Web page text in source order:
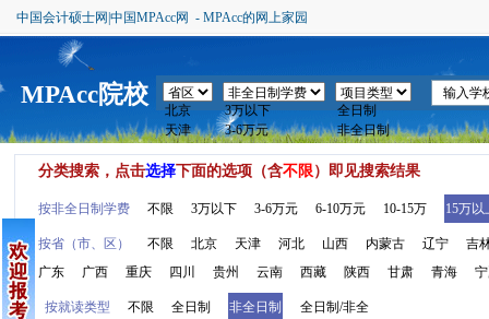
中国会计硕士网|中国MPAcc网 - MPAcc的网上家园
MPAcc院校
分类搜索，点击选择下面的选项（含不限）即见搜索结果
按非全日制学费 不限 3万以下 3-6万元 6-10万元 10-15万 15万以
按省（市、区） 不限 北京 天津 河北 山西 内蒙古 辽宁
吉
广东
广西 重庆 四川 贵州 云南 西藏 陕西 甘肃 青海
按就读类型 不限 全日制 非全日制 全日制/非全